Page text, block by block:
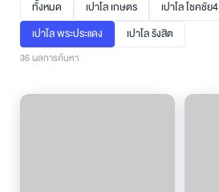
ทั้งหมด เปาโล เกษตร เปาโล โชคชัย4
เปาโล พระประแดง
เปาโล รังสิต
36 ผลการค้นหา